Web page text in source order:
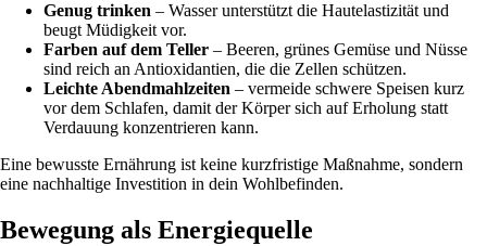
Genug trinken – Wasser unterstützt die Hautelastizität und
beugt Müdigkeit vor.
Farben auf dem Teller – Beeren, grünes Gemüse und Nüsse
sind reich an Antioxidantien, die die Zellen schützen.
Leichte Abendmahlzeiten – vermeide schwere Speisen kurz
vor dem Schlafen, damit der Körper sich auf Erholung statt
Verdauung konzentrieren kann.
Eine bewusste Ernährung ist keine kurzfristige Maßnahme, sondern
eine nachhaltige Investition in dein Wohlbefinden.
Bewegung als Energiequelle